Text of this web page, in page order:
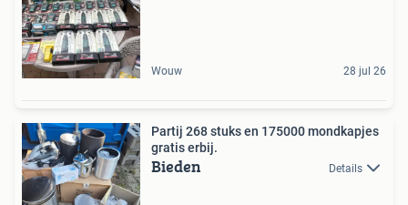
Wouw 28 jul 26
Partij 268 stuks en 175000 mondkapjes
gratis erbij.
Bieden Details